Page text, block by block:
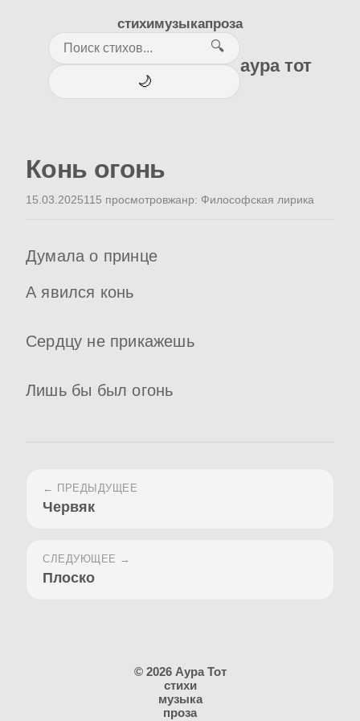
стихимузыкапроза
🔍
🌙
аура тот
Конь огонь
15.03.2025115 просмотровжанр: Философская лирика
Думала о принце
А явился конь
Сердцу не прикажешь
Лишь бы был огонь
← ПРЕДЫДУЩЕЕ
Червяк
СЛЕДУЮЩЕЕ →
Плоско
© 2026 Аура Тот
стихи
музыка
проза